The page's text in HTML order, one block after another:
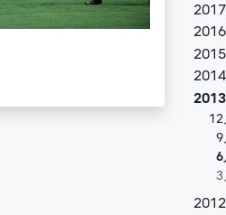
12
9
6
3